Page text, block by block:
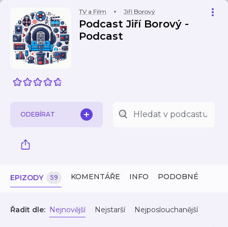
TV a Film Jiří Borový
Podcast Jiří Borový -
Podcast
ODEBÍRAT
EPIZODY 59 KOMENTÁŘE INFO PODOBNÉ
Řadit dle: Nejnovější Nejstarší Nejposlouchanější